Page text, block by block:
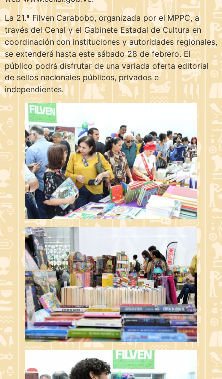
La 21.ª Filven Carabobo, organizada por el MPPC, a
través del Cenal y el Gabinete Estadal de Cultura en
coordinación con instituciones y autoridades regionales,
se extenderá hasta este sábado 28 de febrero. El
público podrá disfrutar de una variada oferta editorial
de sellos nacionales públicos, privados e
independientes.